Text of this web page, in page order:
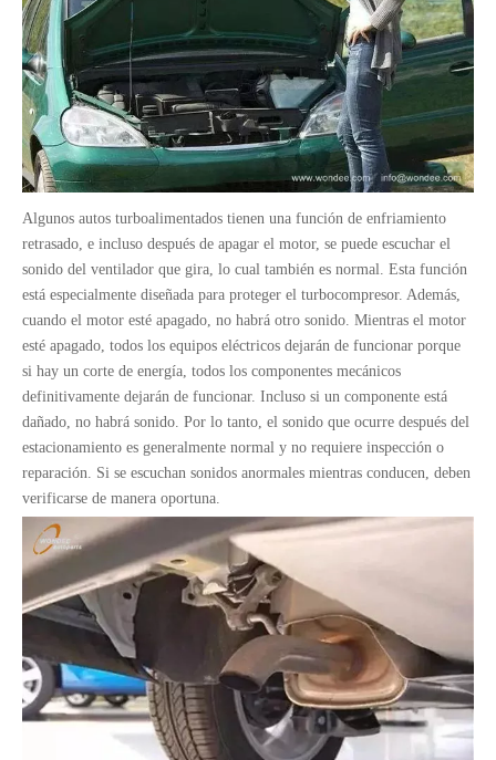
Algunos autos turboalimentados tienen una función de enfriamiento
retrasado, e incluso después de apagar el motor, se puede escuchar el
sonido del ventilador que gira, lo cual también es normal. Esta función
está especialmente diseñada para proteger el turbocompresor. Además,
cuando el motor esté apagado, no habrá otro sonido. Mientras el motor
esté apagado, todos los equipos eléctricos dejarán de funcionar porque
si hay un corte de energía, todos los componentes mecánicos
definitivamente dejarán de funcionar. Incluso si un componente está
dañado, no habrá sonido. Por lo tanto, el sonido que ocurre después del
estacionamiento es generalmente normal y no requiere inspección o
reparación. Si se escuchan sonidos anormales mientras conducen, deben
verificarse de manera oportuna.